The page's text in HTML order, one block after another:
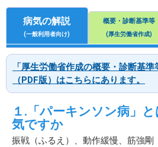
病気の解説
(一般利用者向け)
概要・診断基準等
(厚生労働省作成)
「厚生労働省作成の概要・診断基準
（PDF版）はこちらにあります。
１.「パーキンソン病」
気ですか
振戦（ふるえ）、動作緩慢、筋強剛